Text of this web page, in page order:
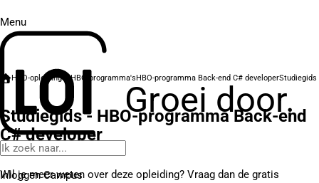
Menu
Groei door.
Inloggen Campus
HBO-opleidingenHBO-programma'sHBO-programma Back-end C# developerStudiegids
Studiegids - HBO-programma Back-end
C# developer
Wil je meer weten over deze opleiding? Vraag dan de gratis